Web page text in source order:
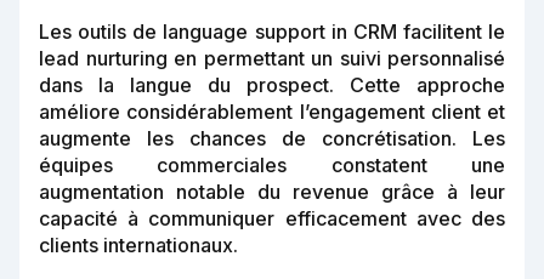
Les outils de language support in CRM facilitent le
lead nurturing en permettant un suivi personnalisé
dans la langue du prospect. Cette approche
améliore considérablement l’engagement client et
augmente les chances de concrétisation. Les
équipes commerciales constatent une
augmentation notable du revenue grâce à leur
capacité à communiquer efficacement avec des
clients internationaux.